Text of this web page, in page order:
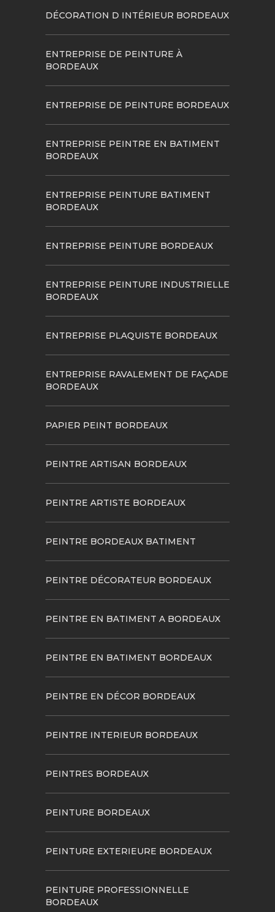
DÉCORATION D INTÉRIEUR BORDEAUX
ENTREPRISE DE PEINTURE À
BORDEAUX
ENTREPRISE DE PEINTURE BORDEAUX
ENTREPRISE PEINTRE EN BATIMENT
BORDEAUX
ENTREPRISE PEINTURE BATIMENT
BORDEAUX
ENTREPRISE PEINTURE BORDEAUX
ENTREPRISE PEINTURE INDUSTRIELLE
BORDEAUX
ENTREPRISE PLAQUISTE BORDEAUX
ENTREPRISE RAVALEMENT DE FAÇADE
BORDEAUX
PAPIER PEINT BORDEAUX
PEINTRE ARTISAN BORDEAUX
PEINTRE ARTISTE BORDEAUX
PEINTRE BORDEAUX BATIMENT
PEINTRE DÉCORATEUR BORDEAUX
PEINTRE EN BATIMENT A BORDEAUX
PEINTRE EN BATIMENT BORDEAUX
PEINTRE EN DÉCOR BORDEAUX
PEINTRE INTERIEUR BORDEAUX
PEINTRES BORDEAUX
PEINTURE BORDEAUX
PEINTURE EXTERIEURE BORDEAUX
PEINTURE PROFESSIONNELLE
BORDEAUX